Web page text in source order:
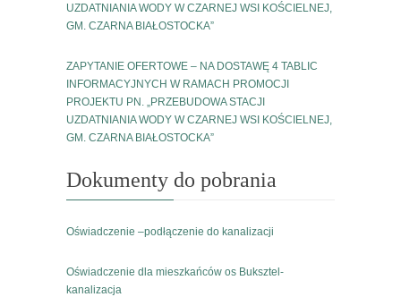
UZDATNIANIA WODY W CZARNEJ WSI KOŚCIELNEJ,
GM. CZARNA BIAŁOSTOCKA”
ZAPYTANIE OFERTOWE – NA DOSTAWĘ 4 TABLIC
INFORMACYJNYCH W RAMACH PROMOCJI
PROJEKTU PN. „PRZEBUDOWA STACJI
UZDATNIANIA WODY W CZARNEJ WSI KOŚCIELNEJ,
GM. CZARNA BIAŁOSTOCKA”
Dokumenty do pobrania
Oświadczenie –podłączenie do kanalizacji
Oświadczenie dla mieszkańców os Buksztel-
kanalizacja